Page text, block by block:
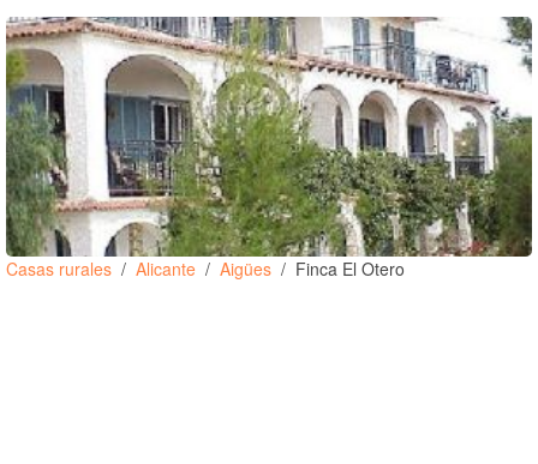
Casas rurales Alicante Aigües Finca El Otero